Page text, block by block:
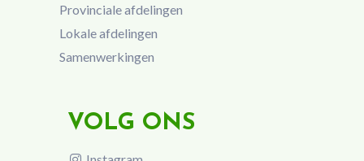
Provinciale afdelingen
Lokale afdelingen
Samenwerkingen
VOLG ONS